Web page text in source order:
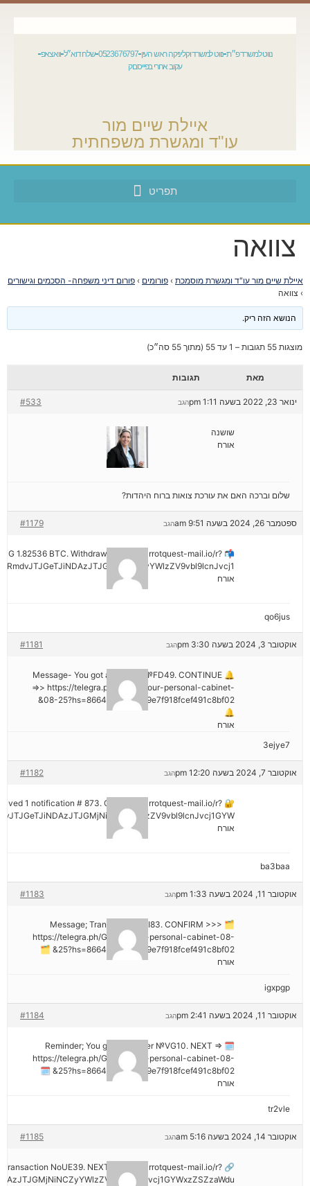
נווט למשרד פ״ת נווט למשרד וקליניקה ראש העין 0523676797 שלח דוא״ל וואצאפ
עקוב אחרי בפייסבוק
איילת שיים מור
עו"ד ומגשרת משפחתית
צוואה
איילת שיים מור עו"ד ומגשרת מוסמכת › פורומים › פורום דיני משפחה- הסכמים וגישורים
› צוואה
הנושא הזה ריק.
מוצגות 55 תגובות – 1 עד 55 (מתוך 55 סה״כ)
מאת תגובות
ינואר 23, 2022 בשעה 1:11 pm #533 הגב
שושנה
אורח
שלום וברכה האם את עורכת צואות ברוח היהדות?
ספטמבר 26, 2024 בשעה 9:51 am #1179 הגב
1.82536 BTC. Withdraw =>> out.carrotquest-mail.io/r?
אורח
qo6jus
אוקטובר 3, 2024 בשעה 3:30 pm #1181 הגב
🔔 Message- You got a transfer №FD49. CONTINUE
=>> https://telegra.ph/Go-to-your-personal-cabinet-
08-25?hs=8664c520642b9e7f918fcef491c8bf02&
🔔
אורח
3ejye7
אוקטובר 7, 2024 בשעה 12:20 pm #1182 הגב
1 notification # 873. Go > out.carrotquest-mail.io/r?
אורח
ba3baa
אוקטובר 11, 2024 בשעה 1:33 pm #1183 הגב
🗂 Message; Transaction #KI83. CONFIRM >>>
https://telegra.ph/Go-to-your-personal-cabinet-08-
25?hs=8664c520642b9e7f918fcef491c8bf02& 🗂
אורח
igxpgp
אוקטובר 11, 2024 בשעה 2:41 pm #1184 הגב
🗓 Reminder; You got a transfer №VG10. NEXT =>
https://telegra.ph/Go-to-your-personal-cabinet-08-
25?hs=8664c520642b9e7f918fcef491c8bf02& 🗓
אורח
tr2vle
אוקטובר 14, 2024 בשעה 5:16 am #1185 הגב
Transaction NoUE39. NEXT >> out.carrotquest-mail.io/r?